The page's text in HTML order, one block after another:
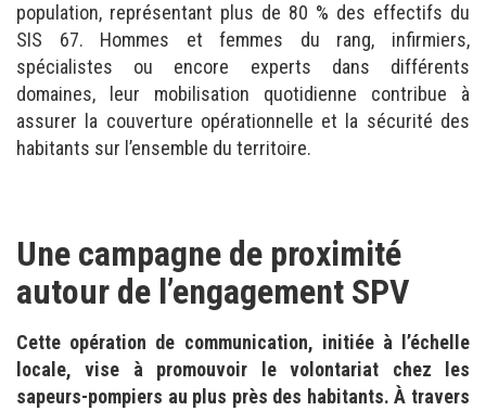
population, représentant plus de 80 % des effectifs du
SIS 67. Hommes et femmes du rang, infirmiers,
spécialistes ou encore experts dans différents
domaines, leur mobilisation quotidienne contribue à
assurer la couverture opérationnelle et la sécurité des
habitants sur l’ensemble du territoire.
Une campagne de proximité
autour de l’engagement SPV
Cette opération de communication, initiée à l’échelle
locale, vise à promouvoir le volontariat chez les
sapeurs-pompiers au plus près des habitants. À travers